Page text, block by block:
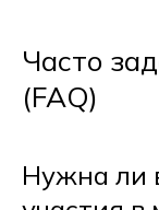
Часто
(FAQ)
Нужна ли